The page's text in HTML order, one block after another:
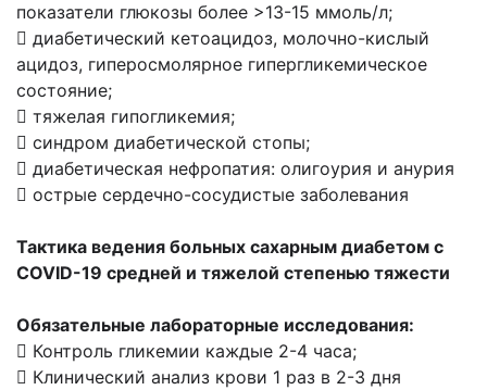
показатели глюкозы более >13-15 ммоль/л;
 диабетический кетоацидоз, молочно-кислый
ацидоз, гиперосмолярное гипергликемическое
состояние;
 тяжелая гипогликемия;
 синдром диабетической стопы;
 диабетическая нефропатия: олигоурия и анурия
 острые сердечно-сосудистые заболевания
Тактика ведения больных сахарным диабетом c
COVID-19 средней и тяжелой степенью тяжести
Обязательные лабораторные исследования:
 Контроль гликемии каждые 2-4 часа;
 Клинический анализ крови 1 раз в 2-3 дня